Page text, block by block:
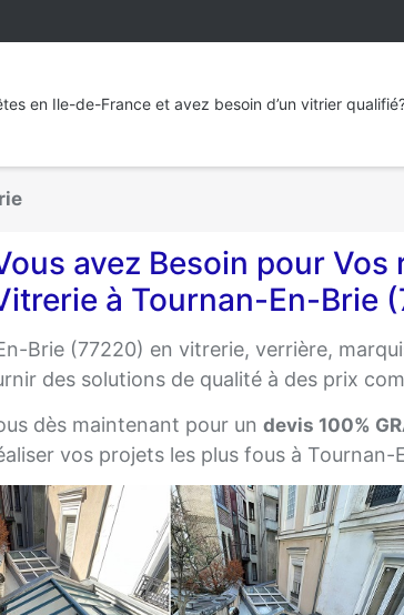
en Ile-de-France et avez besoin d’un vitrier
avez Besoin pour
à Tournan-En-Brie
Brie (77220) en vitrerie, verrière,
des solutions de qualité à des prix
dès maintenant pour un devis 100%
vos projets les plus fous à Tournan-